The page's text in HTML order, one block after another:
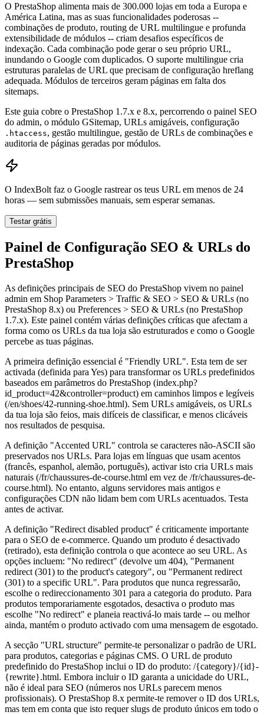
O PrestaShop alimenta mais de 300.000 lojas em toda a Europa e
América Latina, mas as suas funcionalidades poderosas --
combinações de produto, routing de URL multilingue e profunda
extensibilidade de módulos -- criam desafios específicos de
indexação. Cada combinação pode gerar o seu próprio URL,
inundando o Google com duplicados. O suporte multilingue cria
estruturas paralelas de URL que precisam de configuração hreflang
adequada. Módulos de terceiros geram páginas em falta dos
sitemaps.
Este guia cobre o PrestaShop 1.7.x e 8.x, percorrendo o painel SEO
do admin, o módulo GSitemap, URLs amigáveis, configuração
.htaccess, gestão multilingue, gestão de URLs de combinações e
auditoria de páginas geradas por módulos.
O IndexBolt faz o Google rastrear os teus URL em menos de 24
horas — sem submissões manuais, sem esperar semanas.
Testar grátis
Painel de Configuração SEO & URLs do
PrestaShop
As definições principais de SEO do PrestaShop vivem no painel
admin em Shop Parameters > Traffic & SEO > SEO & URLs (no
PrestaShop 8.x) ou Preferences > SEO & URLs (no PrestaShop
1.7.x). Este painel contém várias definições críticas que afectam a
forma como os URLs da tua loja são estruturados e como o Google
percebe as tuas páginas.
A primeira definição essencial é "Friendly URL". Esta tem de ser
activada (definida para Yes) para transformar os URLs predefinidos
baseados em parâmetros do PrestaShop (index.php?
id_product=42&controller=product) em caminhos limpos e legíveis
(/en/shoes/42-running-shoe.html). Sem URLs amigáveis, os URLs
da tua loja são feios, mais difíceis de classificar, e menos clicáveis
nos resultados de pesquisa.
A definição "Accented URL" controla se caracteres não-ASCII são
preservados nos URLs. Para lojas em línguas que usam acentos
(francês, espanhol, alemão, português), activar isto cria URLs mais
naturais (/fr/chaussures-de-course.html em vez de /fr/chaussures-de-
course.html). No entanto, alguns servidores mais antigos e
configurações CDN não lidam bem com URLs acentuados. Testa
antes de activar.
A definição "Redirect disabled product" é criticamente importante
para o SEO de e-commerce. Quando um produto é desactivado
(retirado), esta definição controla o que acontece ao seu URL. As
opções incluem: "No redirect" (devolve um 404), "Permanent
redirect (301) to the product's category", ou "Permanent redirect
(301) to a specific URL". Para produtos que nunca regressarão,
escolhe o redireccionamento 301 para a categoria do produto. Para
produtos temporariamente esgotados, desactiva o produto mas
escolhe "No redirect" e planeia reactivá-lo mais tarde -- ou melhor
ainda, mantém o produto activado com uma mensagem de esgotado.
A secção "URL structure" permite-te personalizar o padrão de URL
para produtos, categorias e páginas CMS. O URL de produto
predefinido do PrestaShop inclui o ID do produto: /{category}/{id}-
{rewrite}.html. Embora incluir o ID garanta a unicidade do URL,
não é ideal para SEO (números nos URLs parecem menos
profissionais). O PrestaShop 8.x permite-te remover o ID dos URLs,
mas tem em conta que isto requer slugs de produto únicos em todo o